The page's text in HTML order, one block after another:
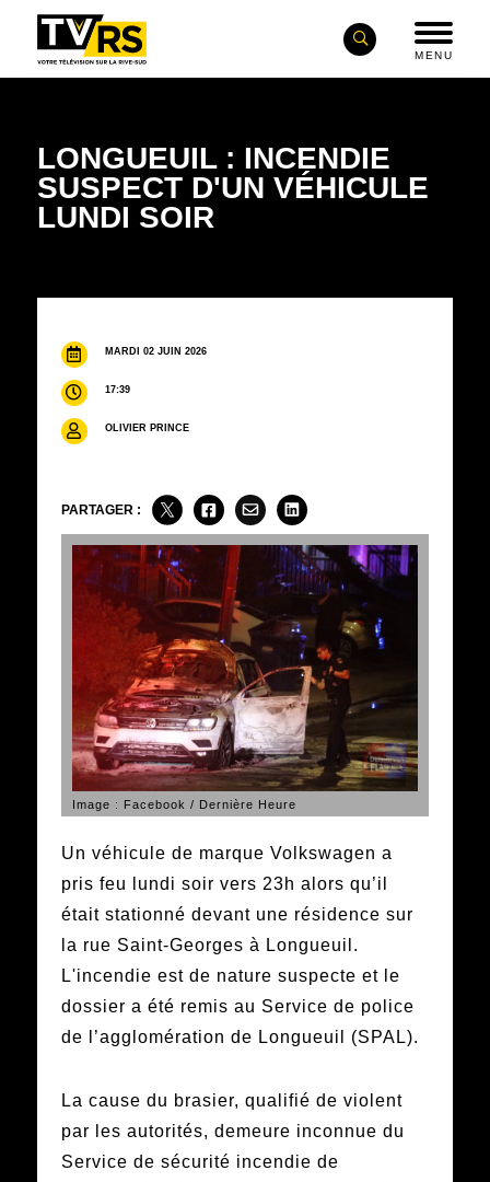
MENU
LONGUEUIL : INCENDIE
SUSPECT D'UN VÉHICULE
LUNDI SOIR
MARDI 02 JUIN 2026
17:39
OLIVIER PRINCE
PARTAGER :
Image : Facebook / Dernière Heure
Un véhicule de marque Volkswagen a
pris feu lundi soir vers 23h alors qu’il
était stationné devant une résidence sur
la rue Saint-Georges à Longueuil.
L'incendie est de nature suspecte et le
dossier a été remis au Service de police
de l’agglomération de Longueuil (SPAL).
La cause du brasier, qualifié de violent
par les autorités, demeure inconnue du
Service de sécurité incendie de